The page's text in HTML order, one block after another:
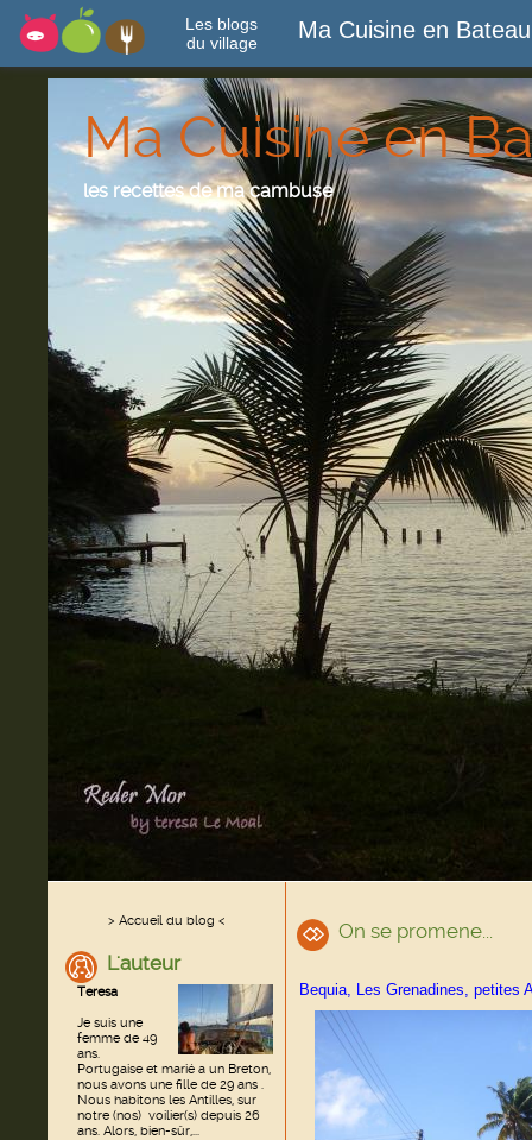
Les blogs
du village
Ma Cuisine en Bateau
Ma Cuisine en
les recettes de ma cambuse
> Accueil du blog <
L'auteur
Teresa
Je suis une
femme de 49
ans.
Portugaise et marié a un Breton,
nous avons une fille de 29 ans .
Nous habitons les Antilles, sur
notre (nos) voilier(s) depuis 26
ans. Alors, bien-sûr,...
On se promene...
Bequia, Les Grenadines, petites